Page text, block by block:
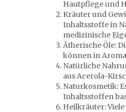
Hautpflege und
Kräuter und
Inhaltsstoffe in
medizinische
Ätherische Öle:
können in
Natürliche
aus Acerola-
Naturkosmetik:
Inhaltsstoffen
Heilkräuter: